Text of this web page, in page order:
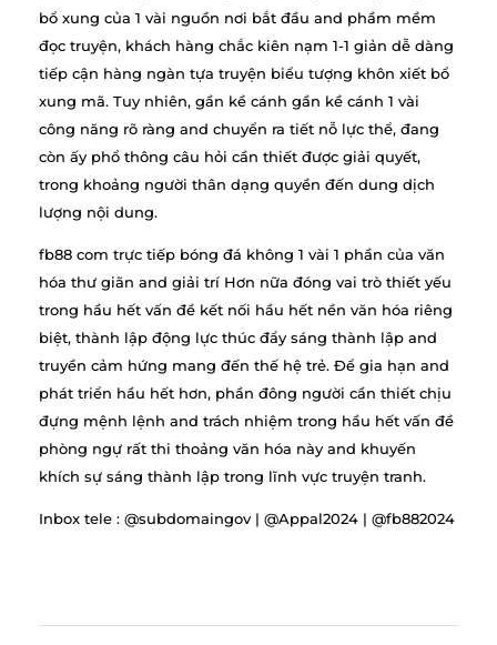
bổ xung của 1 vài nguồn nơi bắt đầu and phầm mềm
đọc truyện, khách hàng chắc kiên nạm 1-1 giản dễ dàng
tiếp cận hàng ngàn tựa truyện biểu tượng khôn xiết bổ
xung mã. Tuy nhiên, gần kề cánh gần kề cánh 1 vài
công năng rõ ràng and chuyển ra tiết nỗ lực thể, đang
còn ấy phổ thông câu hỏi cần thiết được giải quyết,
trong khoảng người thân dạng quyền đến dung dịch
lượng nội dung.
fb88 com trực tiếp bóng đá không 1 vài 1 phần của văn
hóa thư giãn and giải trí Hơn nữa đóng vai trò thiết yếu
trong hầu hết vấn đề kết nối hầu hết nền văn hóa riêng
biệt, thành lập động lực thúc đẩy sáng thành lập and
truyền cảm hứng mang đến thế hệ trẻ. Để gia hạn and
phát triển hầu hết hơn, phần đông người cần thiết chịu
đựng mệnh lệnh and trách nhiệm trong hầu hết vấn đề
phòng ngự rất thi thoảng văn hóa này and khuyến
khích sự sáng thành lập trong lĩnh vực truyện tranh.
Inbox tele : @subdomaingov | @Appal2024 | @fb882024